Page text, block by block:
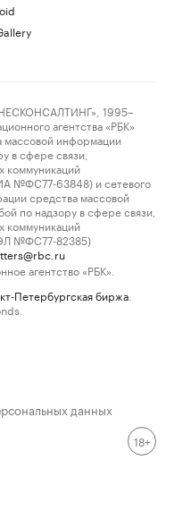
1995–
агентства «РБК»
массовой информации
в сфере связи,
коммуникаций
№ФС77-63848) и сетевого
средства массовой
по надзору в сфере связи,
коммуникаций
№ФС77-82385)
агентство «РБК».
Петербургская биржа
данных
18+